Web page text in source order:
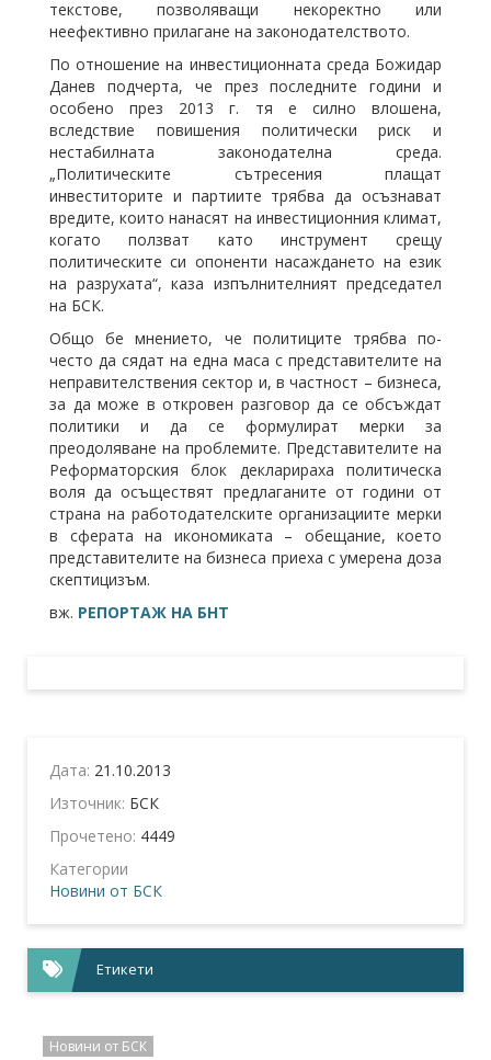
текстове, позволяващи некоректно или
неефективно прилагане на законодателството.
По отношение на инвестиционната среда Божидар
Данев подчерта, че през последните години и
особено през 2013 г. тя е силно влошена,
вследствие повишения политически риск и
нестабилната законодателна среда.
„Политическите сътресения плащат
инвеститорите и партиите трябва да осъзнават
вредите, които нанасят на инвестиционния климат,
когато ползват като инструмент срещу
политическите си опоненти насаждането на език
на разрухата“, каза изпълнителният председател
на БСК.
Общо бе мнението, че политиците трябва по-
често да сядат на една маса с представителите на
неправителствения сектор и, в частност – бизнеса,
за да може в откровен разговор да се обсъждат
политики и да се формулират мерки за
преодоляване на проблемите. Представителите на
Реформаторския блок декларираха политическа
воля да осъществят предлаганите от години от
страна на работодателските организациите мерки
в сферата на икономиката – обещание, което
представителите на бизнеса приеха с умерена доза
скептицизъм.
вж. РЕПОРТАЖ НА БНТ
Дата: 21.10.2013
Източник: БСК
Прочетено: 4449
Категории
Новини от БСК
Етикети
Новини от БСК